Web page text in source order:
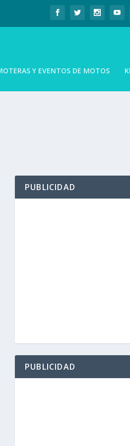
Y EVENTOS DE MOTOS
PUBLICIDAD
PUBLICIDAD